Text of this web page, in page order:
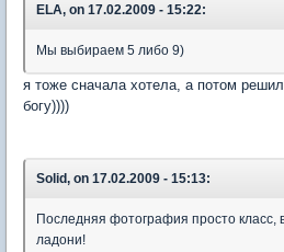
ELA, on 17.02.2009 - 15:22:
Мы выбираем 5 либо 9)
я тоже сначала хотела, а потом
богу))))
Solid, on 17.02.2009 - 15:13:
Последняя фотография просто класс,
ладони!